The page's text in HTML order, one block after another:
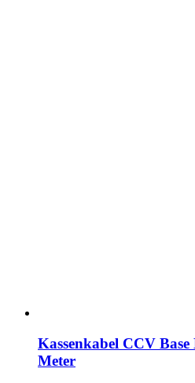
Kassenkabel CCV
Meter